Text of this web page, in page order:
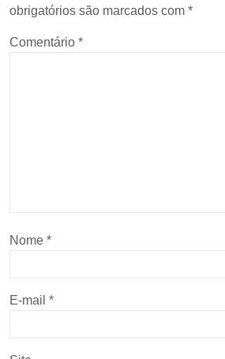
obrigatórios são marcados com *
Comentário *
Nome *
E-mail *